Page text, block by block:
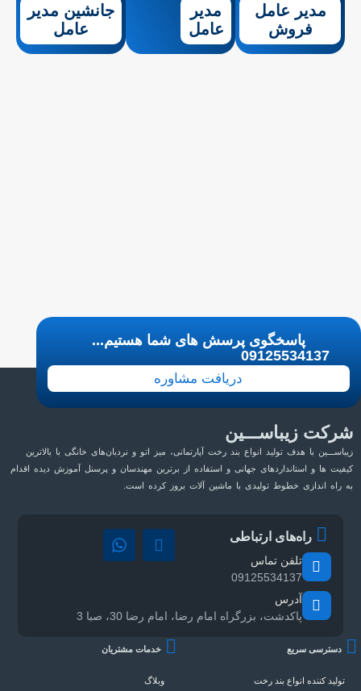
مدیر عامل
فروش
مدیر
عامل
جانشین مدیر
عامل
پاسخگوی پرسش های شما هستیم...
09125534137
دریافت مشاوره
شرکت زیباســـین
زیباســـین با هدف تولید انواع بند رخت آپارتمانی، میز اتو و نردبان‌های خانگی با بالاترین
کیفیت ها و استانداردهای جهانی و استفاده از برترین مهندسان و پرسنل آموزش دیده اقدام
به راه اندازی خطوط تولیدی با ماشین آلات بروز کرده است.
راه‌های ارتباطی
تلفن تماس
09125534137
آدرس
پاکدشت، بزرگراه امام رضا، امام رضا 30، صبا 3
دسترسی سریع
تولید کننده انواع بند رخت
خدمات مشتریان
وبلاگ